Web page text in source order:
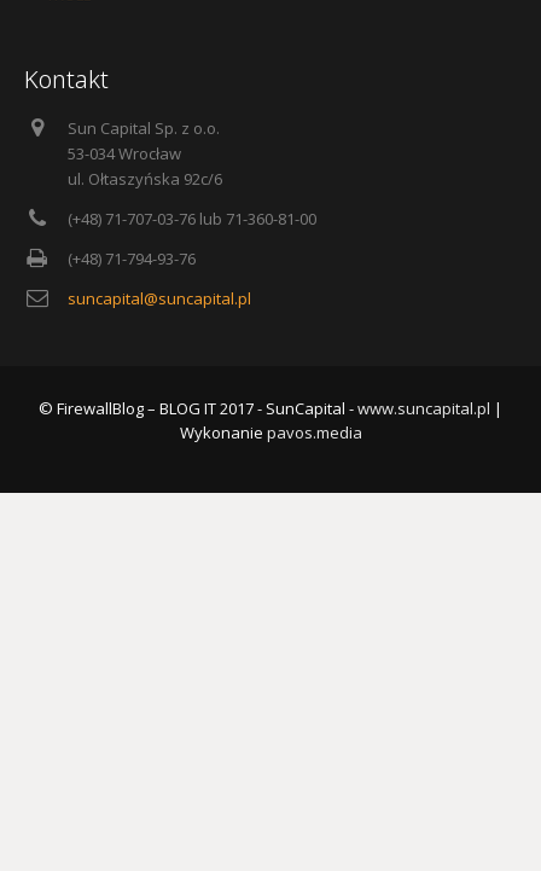
Kontakt
Sun Capital Sp. z o.o.
53-034 Wrocław
ul. Ołtaszyńska 92c/6
(+48) 71-707-03-76 lub 71-360-81-00
(+48) 71-794-93-76
suncapital@suncapital.pl
© FirewallBlog – BLOG IT 2017 - SunCapital -www.suncapital.pl |
Wykonanie pavos.media